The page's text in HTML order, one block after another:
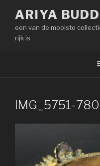
inhoud
springen
ARIYA
een van de mooiste
rijk is
IMG_5751-